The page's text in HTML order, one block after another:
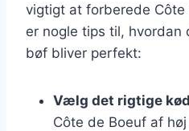
vigtigt at forberede
er nogle tips til, hvordan
bøf bliver perfekt:
Vælg det rigtige kød
Côte de Boeuf af